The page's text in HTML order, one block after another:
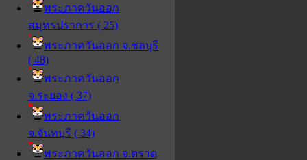
พระภาควันออก
สมุทรปราการ ( 25)
พระภาควันออก จ.ชลบุรี
( 48)
พระภาควันออก
จ.ระยอง ( 37)
พระภาควันออก
จ.จันทบุรี ( 34)
พระภาควันออก จ.ตราด